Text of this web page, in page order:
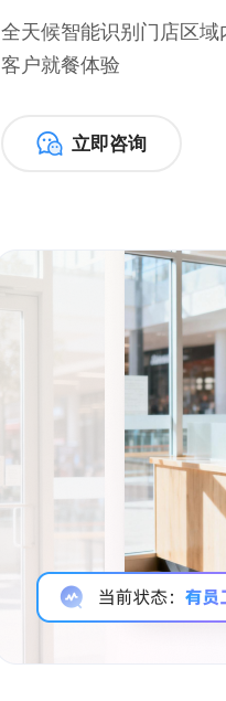
全天候智能识别门店区
客户就餐体验
立即咨询